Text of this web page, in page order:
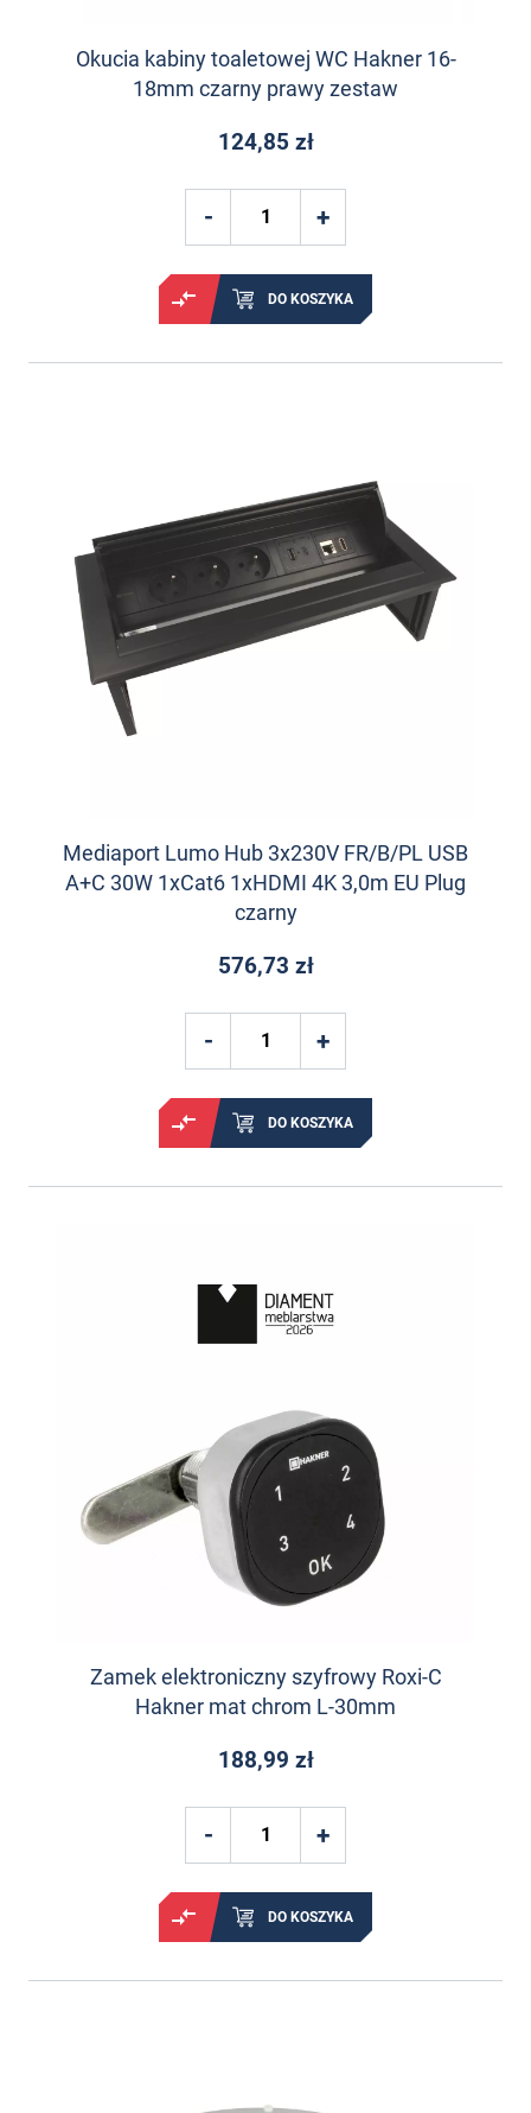
Okucia kabiny toaletowej WC Hakner 16-
18mm czarny prawy zestaw
124,85 zł
DO KOSZYKA
Mediaport Lumo Hub 3x230V FR/B/PL USB
A+C 30W 1xCat6 1xHDMI 4K 3,0m EU Plug
czarny
576,73 zł
DO KOSZYKA
Zamek elektroniczny szyfrowy Roxi-C
Hakner mat chrom L-30mm
188,99 zł
DO KOSZYKA